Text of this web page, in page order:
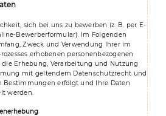
sich bei uns zu bewerben (z. B. per E-
Bewerberformular). Im Folgenden
Zweck und Verwendung Ihrer im
erhobenen personenbezogenen
die Erhebung, Verarbeitung und Nutzung
mit geltendem Datenschutzrecht und
Bestimmungen erfolgt und Ihre Daten
werden.